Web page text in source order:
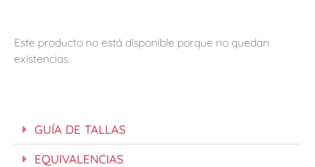
Este producto no está disponible porque no quedan
existencias.
GUÍA DE TALLAS
EQUIVALENCIAS